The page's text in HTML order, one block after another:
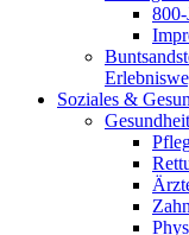
800-
Soziales &